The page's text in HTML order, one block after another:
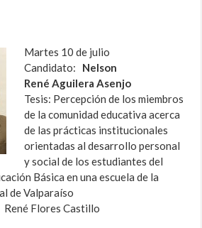
Martes 10 de julio
Candidato: Nelson
René Aguilera Asenjo
Tesis: Percepción de los miembros
de la comunidad educativa acerca
de las prácticas institucionales
orientadas al desarrollo personal
y social de los estudiantes del
Básica en una escuela de la
de Valparaíso
Flores Castillo